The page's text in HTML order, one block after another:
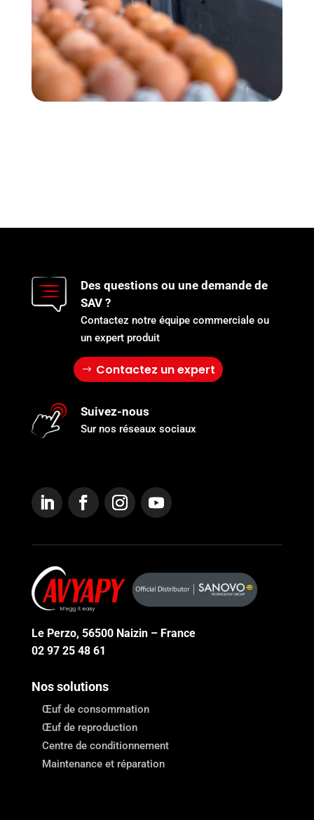
Des questions ou une demande de
SAV ?
Contactez notre équipe commerciale ou
un expert produit
Contactez un expert
Suivez-nous
Sur nos réseaux sociaux
Le Perzo, 56500 Naizin – France
02 97 25 48 61
Nos solutions
Œuf de consommation
Œuf de reproduction
Centre de conditionnement
Maintenance et réparation